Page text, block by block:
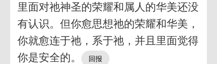
里面对祂神圣的荣耀和属人的华美还没
有认识。但你愈思想祂的荣耀和华美，
你就愈连于祂，系于祂，并且里面觉得
你是安全的。